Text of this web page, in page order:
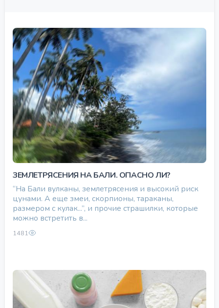
ЗЕМЛЕТРЯСЕНИЯ НА БАЛИ. ОПАСНО ЛИ?
“На Бали вулканы, землетрясения и высокий риск
цунами. А еще змеи, скорпионы, тараканы,
размером с кулак...”, и прочие страшилки, которые
можно встретить в...
1481